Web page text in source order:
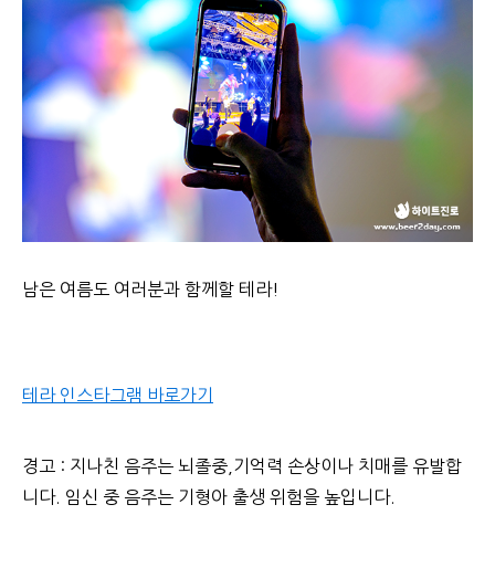
남은 여름도 여러분과 함께할 테라!
테라 인스타그램 바로가기
경고 : 지나친 음주는 뇌졸중, 기억력 손상이나 치매를 유발합
니다. 임신 중 음주는 기형아 출생 위험을 높입니다.